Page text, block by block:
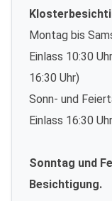
Montag bis
Einlass 10:30
16:30 Uhr)
Sonn- und
Einlass 16:30
Sonntag und
Besichtigung.